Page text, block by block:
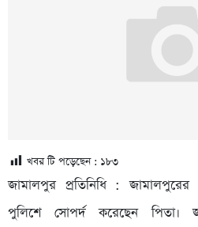
খবর টি পড়েছেন : ১৮৩
জামালপুর প্রতিনিধি : জামালপুরের
পুলিশে সোপর্দ করেছেন পিতা।